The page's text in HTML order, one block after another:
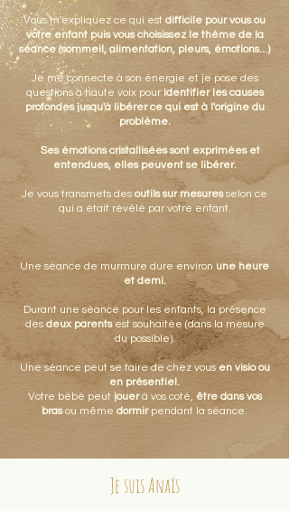
Vous m'expliquez ce qui est difficile pour vous ou
votre enfant puis vous choisissez le thème de la
séance (sommeil, alimentation, pleurs, émotions...)
Je me connecte à son énergie et je pose des
questions à haute voix pour identifier les causes
profondes jusqu'à libérer ce qui est à l'origine du
problème.
Ses émotions cristallisées sont exprimées et
entendues, elles peuvent se libérer.
Je vous transmets des outils sur mesuresselon ce
qui a était révélé par votre enfant.
Une séance de murmure dure environ une heure
et demi.
Durant une séance pour les enfants, la présence
des deux parentsest souhaitée (dans la mesure
du possible).
Une séance peut se faire de chez vous en visio ou
en présentiel.
Votre bébé peut jouerà vos coté, être dans vos
brasou même dormirpendant la séance.
Je suis Anaïs